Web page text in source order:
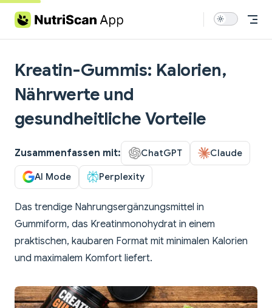
Skip to content
Kreatin-Gummis: Kalorien,
Nährwerte und
gesundheitliche Vorteile
Zusammenfassen mit: ChatGPT Claude
AI Mode Perplexity
Das trendige Nahrungsergänzungsmittel in
Gummiform, das Kreatinmonohydrat in einem
praktischen, kaubaren Format mit minimalen Kalorien
und maximalem Komfort liefert.